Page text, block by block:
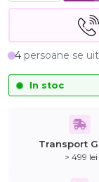
4 persoane se
In stoc
Transport
> 499 lei